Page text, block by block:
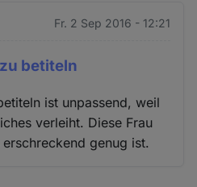
Fr. 2 Sep 2016 - 12:21
betiteln
ist unpassend, weil
verleiht. Diese Frau
genug ist.